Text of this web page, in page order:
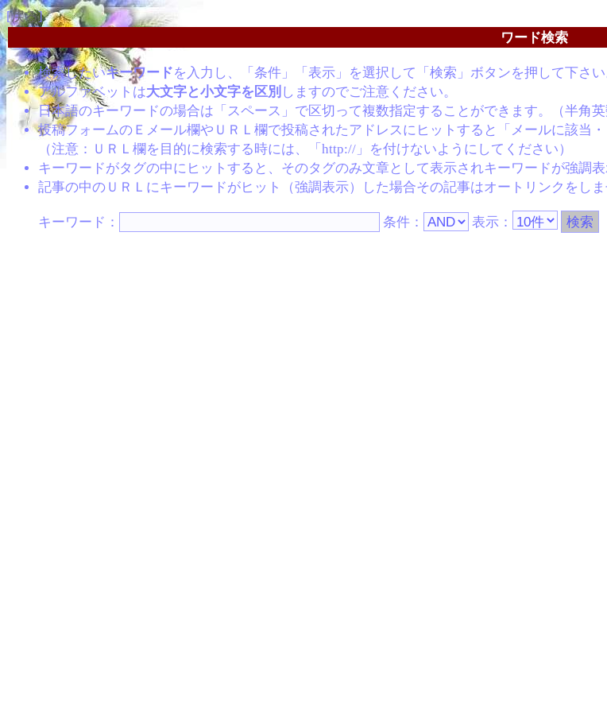
[戻る]
ワード検索
検索したいキーワードを入力し、「条件」「表示」を選択して「検索」ボタンを押して下さい
アルファベットは大文字と小文字を区別 しますのでご注意ください。
日本語のキーワードの場合は「スペース」で区切って複数指定することができます。（半角英
投稿フォームのＥメール欄やＵＲＬ欄で投稿されたアドレスにヒットすると「メールに該当
（注意：ＵＲＬ欄を目的に検索する時には、「http://」を付けないようにしてください）
キーワードがタグの中にヒットすると、そのタグのみ文章として表示されキーワードが強調
記事の中のＵＲＬにキーワードがヒット（強調表示）した場合その記事はオートリンクをしま
キーワード： 条件： 表示：